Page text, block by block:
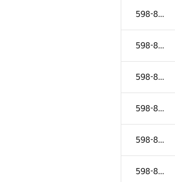
598-854
598-854
598-854
598-854
598-854
598-854